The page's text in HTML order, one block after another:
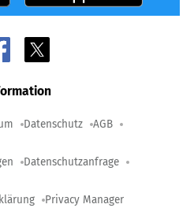
Datenschutz AGB
Datenschutzanfrage
Privacy Manager